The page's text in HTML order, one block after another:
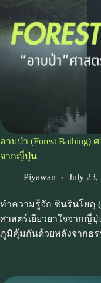
อาบป่า (Forest Bathing)
จากญี่ปุ่น
Piyawan July 23,
ทำความรู้จัก ชินรินโยคุ
ศาสตร์เยียวยาใจจากญี่
ภูมิคุ้มกันด้วยพลังจากธ